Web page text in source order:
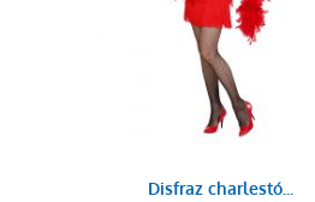
Disfraz charlestó...